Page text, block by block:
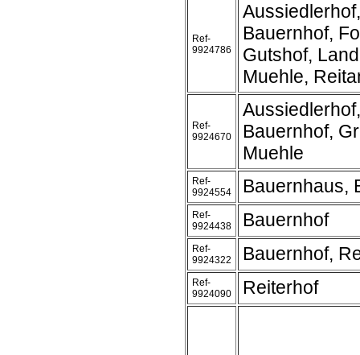
Ref-
9924786
Bauernhof,
Gutshof,
Muehle,
Ref-
9924670
Bauernhof,
Muehle
Ref-
9924554
Bauernhaus,
Ref-
9924438
Bauernhof
Ref-
9924322
Bauernhof,
Ref-
9924090
Reiterhof